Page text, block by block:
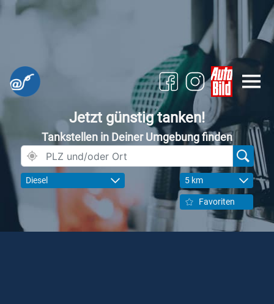
Jetzt günstig tanken!
Tankstellen in Deiner Umgebung finden
Diesel 5 km
Favoriten